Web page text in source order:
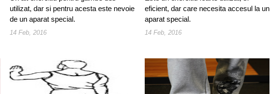
utilizat, dar si pentru acesta este nevoie
de un aparat special.
14 Feb, 2016
eficient, dar care necesita accesul la un
aparat special.
14 Feb, 2016